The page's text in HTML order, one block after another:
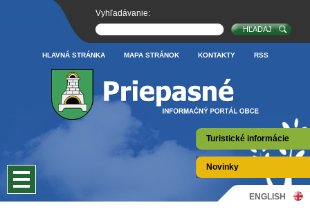
Turistické informácie
Novinky
HLAVNÁ STRÁNKA MAPA STRÁNOK KONTAKTY RSS
Vyhľadávanie:
ENGLISH